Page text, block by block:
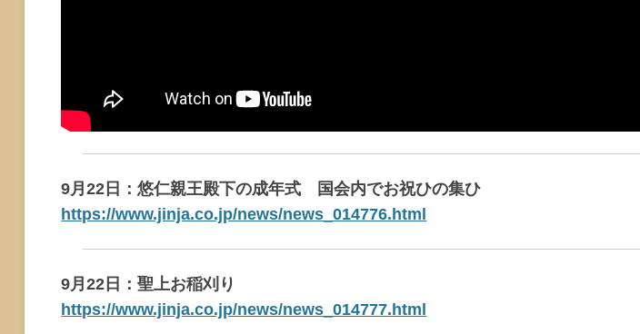
9月22日：悠仁親王殿下の成年式 国会内でお祝ひの集ひ
https://www.jinja.co.jp/news/news_014776.html
9月22日：聖上お稲刈り
https://www.jinja.co.jp/news/news_014777.html